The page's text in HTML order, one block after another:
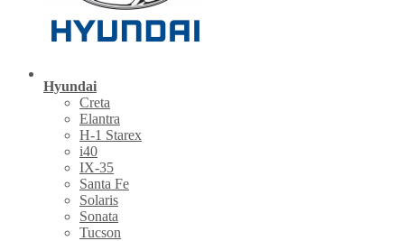
Hyundai
Creta
Elantra
H-1 Starex
i40
IX-35
Santa Fe
Solaris
Sonata
Tucson